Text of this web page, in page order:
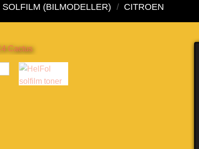
(BILMODELLER) / CITROEN